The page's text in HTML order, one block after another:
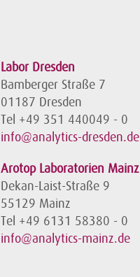
Labor Dresden
Bamberger Straße 7
01187 Dresden
Tel +49 351 440049 - 0
info@analytics-dresden.de
Arotop Laboratorien Mainz
Dekan-Laist-Straße 9
55129 Mainz
Tel +49 6131 58380 - 0
info@analytics-mainz.de